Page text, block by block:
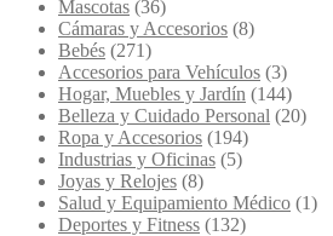
Mascotas (36)
Cámaras y Accesorios (8)
Bebés (271)
Accesorios para Vehículos (3)
Hogar, Muebles y Jardín (144)
Belleza y Cuidado Personal (20)
Ropa y Accesorios (194)
Industrias y Oficinas (5)
Joyas y Relojes (8)
Salud y Equipamiento Médico (1)
Deportes y Fitness (132)